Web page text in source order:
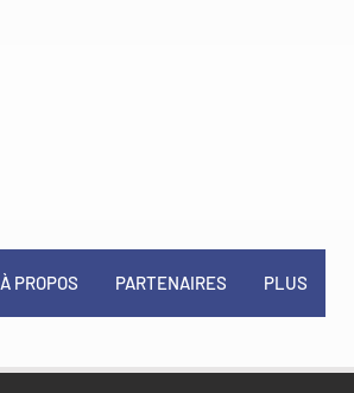
À PROPOS PARTENAIRES PLUS